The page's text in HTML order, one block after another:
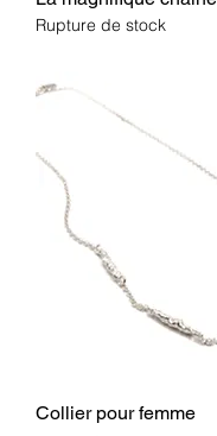
Rupture de stock
Collier pour femme